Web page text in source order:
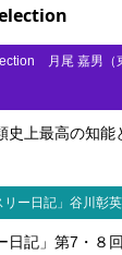
月尾 嘉男（
史上最高の知
リー日記」谷川彰
日記」第7・